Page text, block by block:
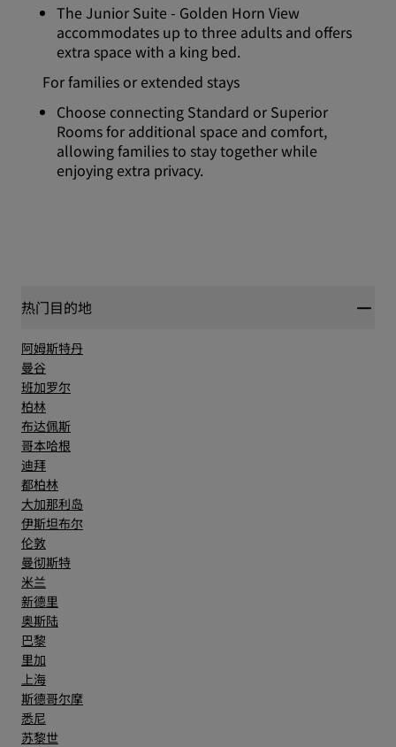
The Junior Suite - Golden Horn View
accommodates up to three adults and offers
extra space with a king bed.
For families or extended stays
Choose connecting Standard or Superior
Rooms for additional space and comfort,
allowing families to stay together while
enjoying extra privacy.
热门目的地
阿姆斯特丹
曼谷
班加罗尔
柏林
布达佩斯
哥本哈根
迪拜
都柏林
大加那利岛
伊斯坦布尔
伦敦
曼彻斯特
米兰
新德里
奥斯陆
巴黎
里加
上海
斯德哥尔摩
悉尼
苏黎世